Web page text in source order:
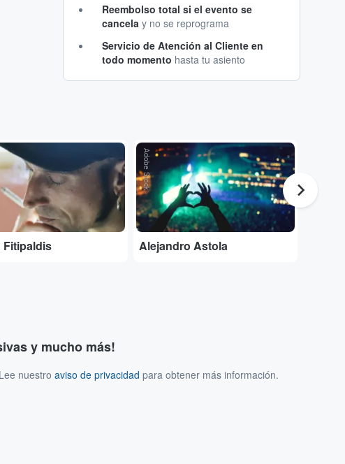
Reembolso total si el evento se
cancela y no se reprograma
Servicio de Atención al Cliente en
todo momento hasta tu asiento
Fitipaldis
Adobe Stock
Alejandro Astola
y mucho más!
nuestro aviso de privacidad para obtener más información.